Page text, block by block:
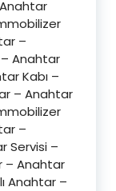
–
Anahtar
Kabı –
– Anahtar
–
Servisi –
– Anahtar
Anahtar –